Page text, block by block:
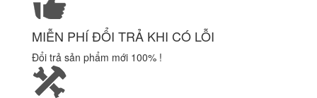
MIỄN PHÍ ĐỔI TRẢ KHI CÓ LỖI
Đổi trả sản phẩm mới 100% !